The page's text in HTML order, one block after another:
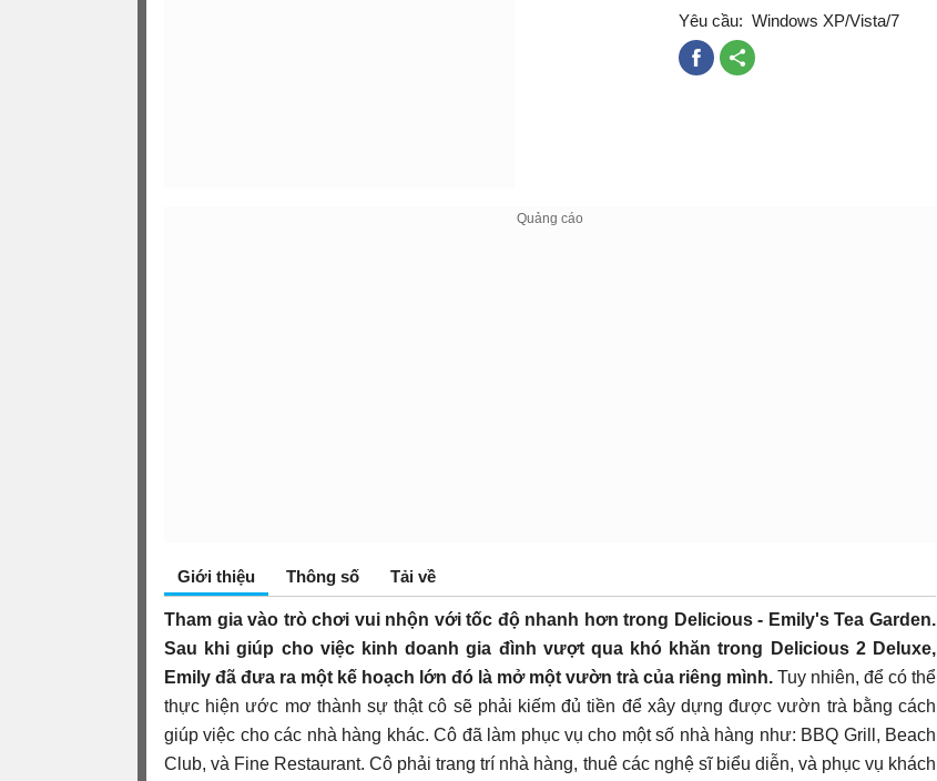
Yêu cầu: Windows XP/Vista/7
Giới thiệu Thông số Tải về
Tham gia vào trò chơi vui nhộn với tốc độ nhanh hơn trong Delicious - Emily's Tea Garden.
Sau khi giúp cho việc kinh doanh gia đình vượt qua khó khăn trong Delicious 2 Deluxe,
Emily đã đưa ra một kế hoạch lớn đó là mở một vườn trà của riêng mình. Tuy nhiên, để có thể
thực hiện ước mơ thành sự thật cô sẽ phải kiếm đủ tiền để xây dựng được vườn trà bằng cách
giúp việc cho các nhà hàng khác. Cô đã làm phục vụ cho một số nhà hàng như: BBQ Grill, Beach
Club, và Fine Restaurant. Cô phải trang trí nhà hàng, thuê các nghệ sĩ biểu diễn, và phục vụ khách